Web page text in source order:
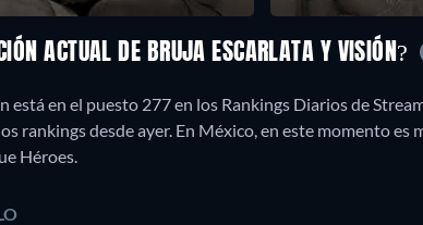
ACTUAL DE BRUJA ESCARLATA Y VISIÓN?
está en el puesto 277 en los Rankings Diarios de
rankings desde ayer. En México, en este momento es
Héroes.